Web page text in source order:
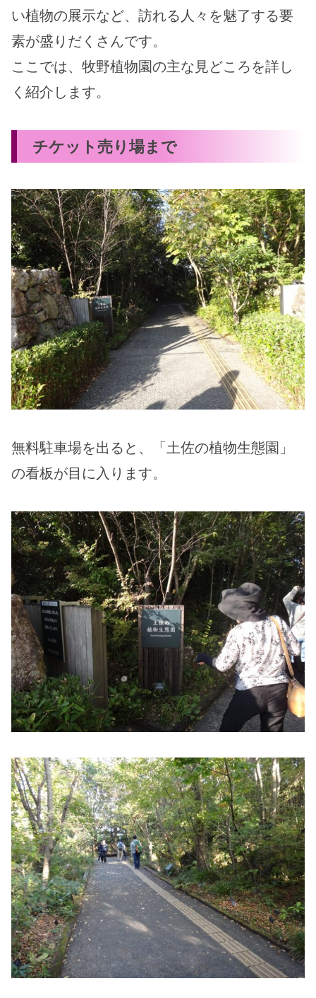
い植物の展示など、訪れる人々を魅了する要
素が盛りだくさんです。
ここでは、牧野植物園の主な見どころを詳し
く紹介します。
チケット売り場まで
無料駐車場を出ると、「土佐の植物生態園」
の看板が目に入ります。